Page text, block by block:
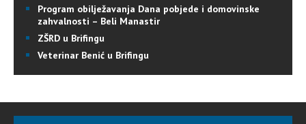
Program obilježavanja Dana pobjede i domovinske
zahvalnosti – Beli Manastir
ZŠRD u Brifingu
Veterinar Benić u Brifingu